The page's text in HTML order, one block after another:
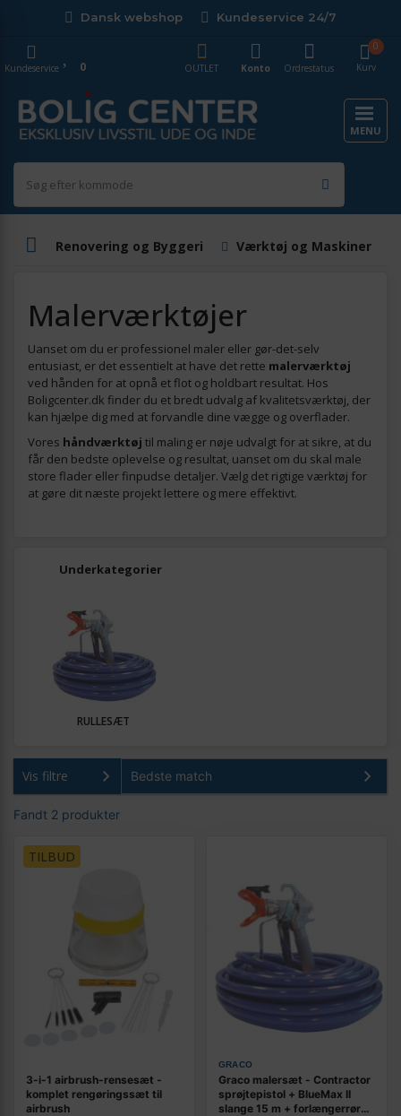
Dansk webshop Kundeservice 24/7
Kurv
0
OUTLET
Konto Ordrestatus
Kundeservice 0
MENU
Renovering og Byggeri Værktøj og Maskiner
Malerværktøjer
Uanset om du er professionel maler eller gør-det-selv
entusiast, er det essentielt at have det rette malerværktøj
ved hånden for at opnå et flot og holdbart resultat. Hos
Boligcenter.dk finder du et bredt udvalg af kvalitetsværktøj, der
kan hjælpe dig med at forvandle dine vægge og overflader.
Vores håndværktøj til maling er nøje udvalgt for at sikre, at du
får den bedste oplevelse og resultat, uanset om du skal male
store flader eller finpudse detaljer. Vælg det rigtige værktøj for
at gøre dit næste projekt lettere og mere effektivt.
Underkategorier
RULLESÆT
Vis filtre
Fandt 2 produkter
TILBUD
3-i-1 airbrush-rensesæt -
komplet rengøringssæt til
airbrush
GRACO
Graco malersæt - Contractor
sprøjtepistol + BlueMax II
slange 15 m + forlængerrør